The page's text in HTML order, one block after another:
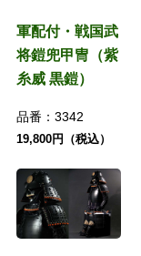
軍配付・戦国武
将鎧兜甲冑（紫
糸威 黒鎧）
品番： 3342
19,800円（税込）